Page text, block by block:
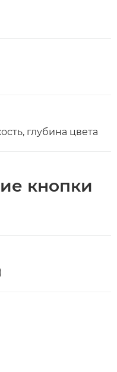
глубина цвета
кнопки